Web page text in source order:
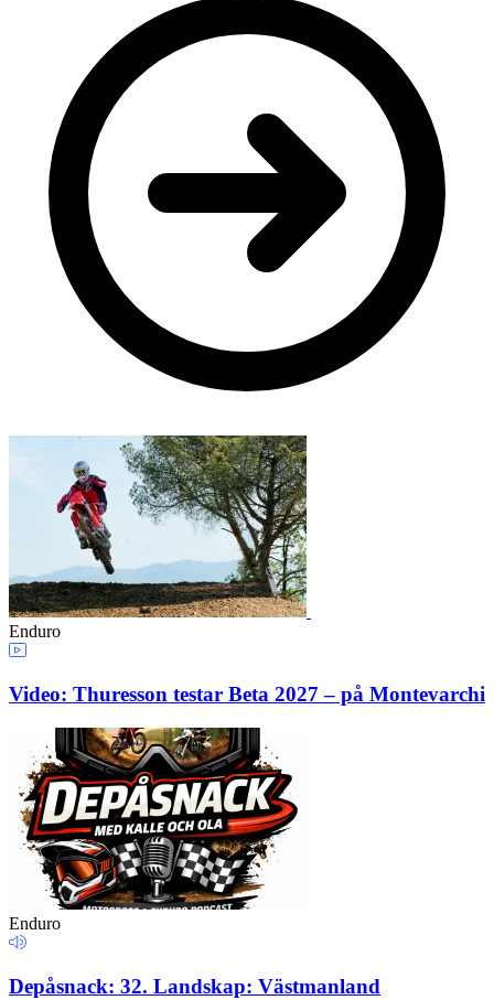
Enduro
Video: Thuresson testar Beta 2027 – på Montevarchi
Enduro
Depåsnack: 32. Landskap: Västmanland